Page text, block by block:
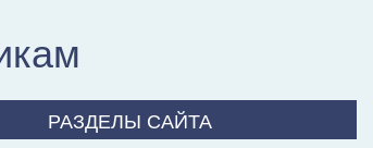
РАЗДЕЛЫ САЙТА